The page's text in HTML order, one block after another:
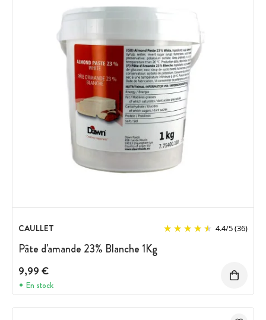
CAULLET 4.4/5(36)
Pâte d'amande 23% Blanche 1Kg
9,99 €
En stock